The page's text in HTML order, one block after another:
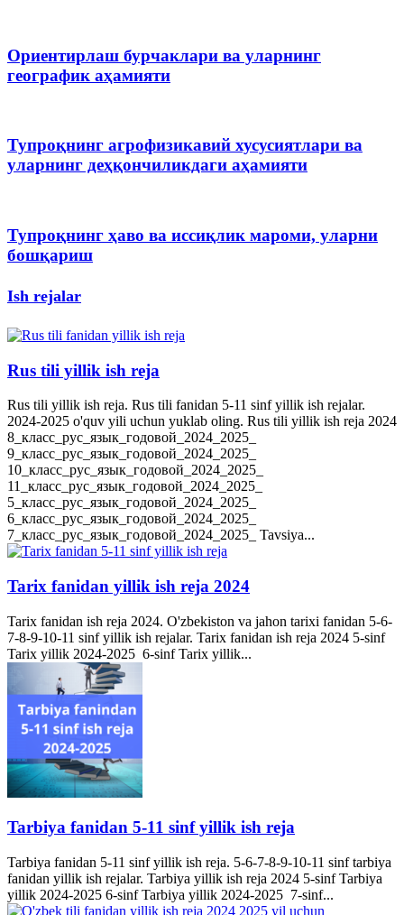
Ориентирлаш бурчаклари ва уларнинг
географик аҳамияти
Тупроқнинг агрофизикавий хусусиятлари ва
уларнинг деҳқончиликдаги аҳамияти
Тупроқнинг ҳаво ва иссиқлик мароми, уларни
бошқариш
Ish rejalar
Rus tili yillik ish reja
Rus tili yillik ish reja. Rus tili fanidan 5-11 sinf yillik ish rejalar.
2024-2025 o'quv yili uchun yuklab oling. Rus tili yillik ish reja 2024
8_класс_рус_язык_годовой_2024_2025_
9_класс_рус_язык_годовой_2024_2025_
10_класс_рус_язык_годовой_2024_2025_
11_класс_рус_язык_годовой_2024_2025_
5_класс_рус_язык_годовой_2024_2025_
6_класс_рус_язык_годовой_2024_2025_
7_класс_рус_язык_годовой_2024_2025_ Tavsiya...
Tarix fanidan yillik ish reja 2024
Tarix fanidan ish reja 2024. O'zbekiston va jahon tarixi fanidan 5-6-
7-8-9-10-11 sinf yillik ish rejalar. Tarix fanidan ish reja 2024 5-sinf
Tarix yillik 2024-2025 6-sinf Tarix yillik...
Tarbiya fanidan 5-11 sinf yillik ish reja
Tarbiya fanidan 5-11 sinf yillik ish reja. 5-6-7-8-9-10-11 sinf tarbiya
fanidan yillik ish rejalar. Tarbiya yillik ish reja 2024 5-sinf Tarbiya
yillik 2024-2025 6-sinf Tarbiya yillik 2024-2025 7-sinf...